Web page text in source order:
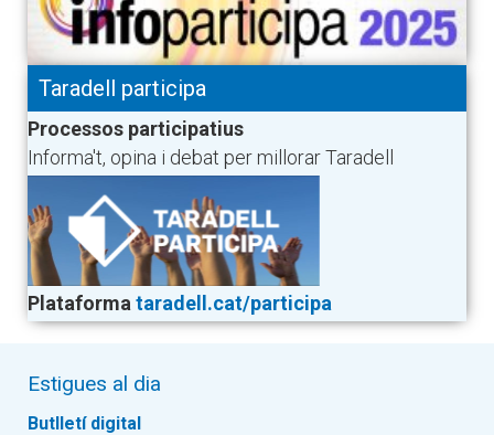
Taradell participa
Processos participatius
Informa't, opina i debat per millorar Taradell
Plataforma taradell.cat/participa
Estigues al dia
Butlletí digital